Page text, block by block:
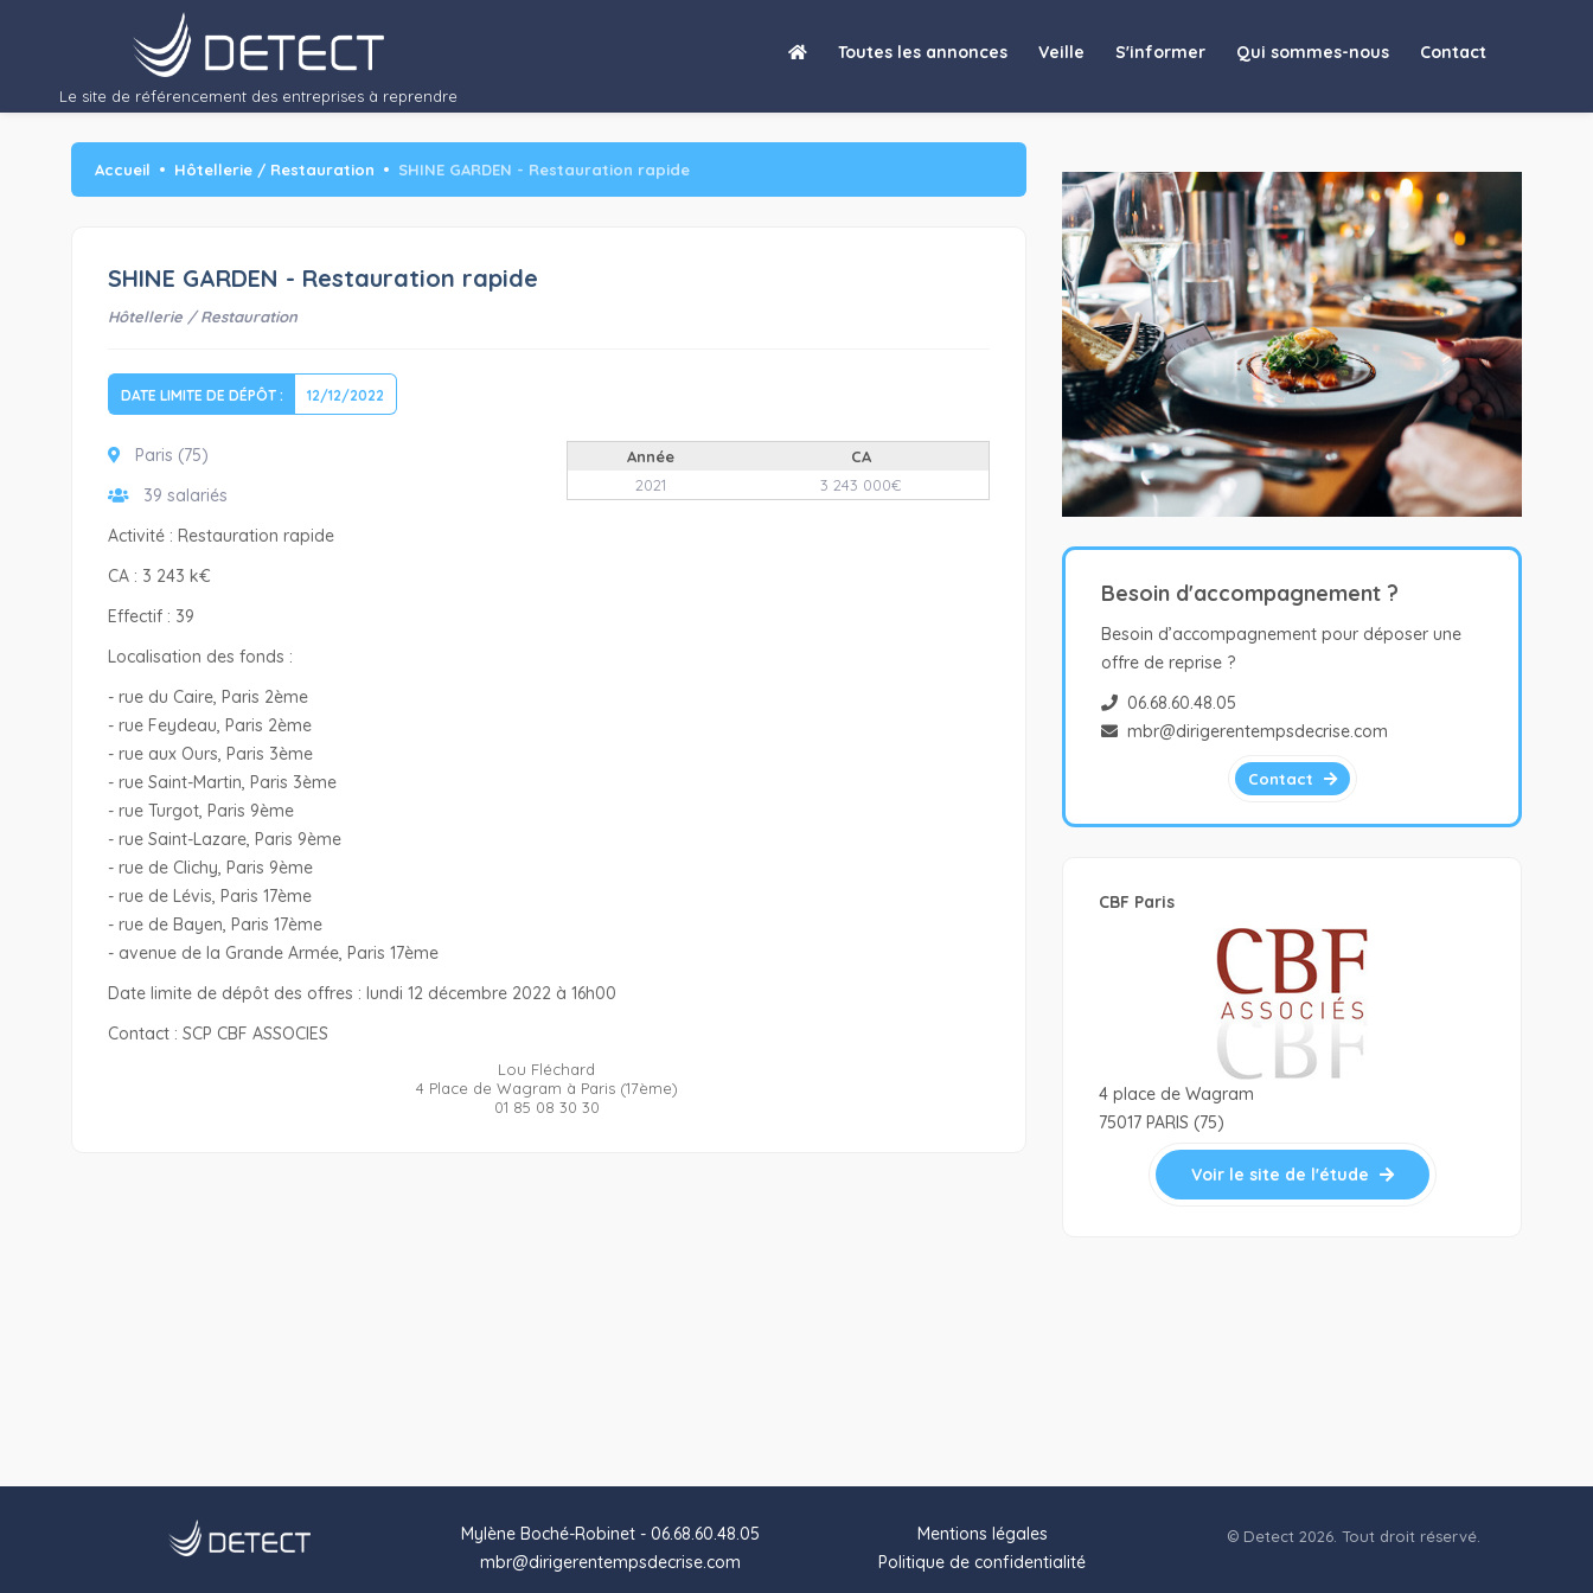
Le site de référencement des entreprises à reprendre
Toutes les annonces Veille S'informer Qui sommes-nous Contact
Accueil Hôtellerie / Restauration SHINE GARDEN - Restauration rapide
SHINE GARDEN - Restauration rapide
Hôtellerie / Restauration
DATE LIMITE DE DÉPÔT : 12/12/2022
Paris (75)
39 salariés
Année
CA
2021
3 243 000€
Activité : Restauration rapide
CA : 3 243 k€
Effectif : 39
Localisation des fonds :
- rue du Caire, Paris 2ème
- rue Feydeau, Paris 2ème
- rue aux Ours, Paris 3ème
- rue Saint-Martin, Paris 3ème
- rue Turgot, Paris 9ème
- rue Saint-Lazare, Paris 9ème
- rue de Clichy, Paris 9ème
- rue de Lévis, Paris 17ème
- rue de Bayen, Paris 17ème
- avenue de la Grande Armée, Paris 17ème
Date limite de dépôt des offres : lundi 12 décembre 2022 à 16h00
Contact : SCP CBF ASSOCIES
Lou Fléchard
4 Place de Wagram à Paris (17ème)
01 85 08 30 30
Besoin d'accompagnement ?
Besoin d’accompagnement pour déposer une
offre de reprise ?
06.68.60.48.05
mbr@dirigerentempsdecrise.com
Contact
CBF Paris
4 place de Wagram
75017 PARIS (75)
Voir le site de l'étude
Mylène Boché-Robinet - 06.68.60.48.05
mbr@dirigerentempsdecrise.com
Mentions légales
Politique de confidentialité
© Detect 2026. Tout droit réservé.